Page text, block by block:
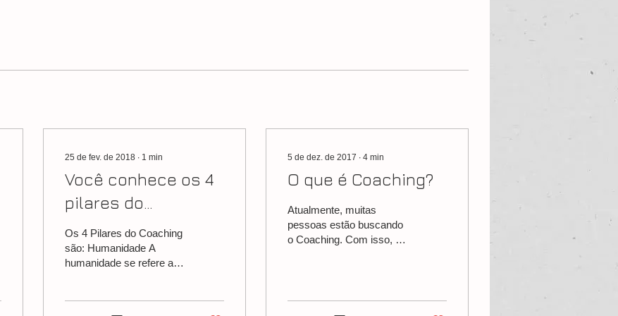
25 de fev. de 2018 ∙ 1 min
Você conhece os 4
pilares do
Coaching?
Os 4 Pilares do Coaching
são: Humanidade A
humanidade se refere a
5 de dez. de 2017 ∙ 4 min
O que é Coaching?
Atualmente, muitas
pessoas estão buscando
o Coaching. Com isso, o
importantes ferramentas...